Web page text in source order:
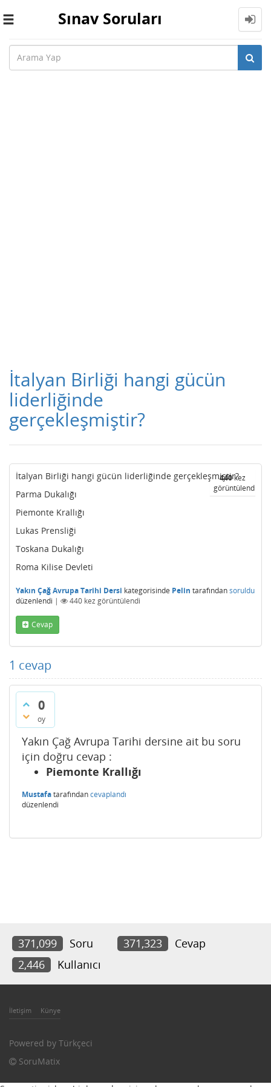
Toggle
Sınav Soruları
İtalyan Birliği hangi gücün
liderliğinde
gerçekleşmiştir?
440kez
görüntülendi
İtalyan Birliği hangi gücün liderliğinde gerçekleşmiştir?
Parma Dukalığı
Piemonte Krallığı
Lukas Prensliği
Toskana Dukalığı
Roma Kilise Devleti
Yakın Çağ Avrupa Tarihi Dersi kategorisinde Pelin tarafındansoruldu
düzenlendi | 440 kez görüntülendi
Cevap
1 cevap
0
oy
Yakın Çağ Avrupa Tarihi dersine ait bu soru
için doğru cevap :
Piemonte Krallığı
Mustafatarafındancevaplandı
düzenlendi
371,099 Soru 371,323
Cevap
2,446
Kullanıcı
İletişim Künye
Powered by Türkçeci
SoruMatix